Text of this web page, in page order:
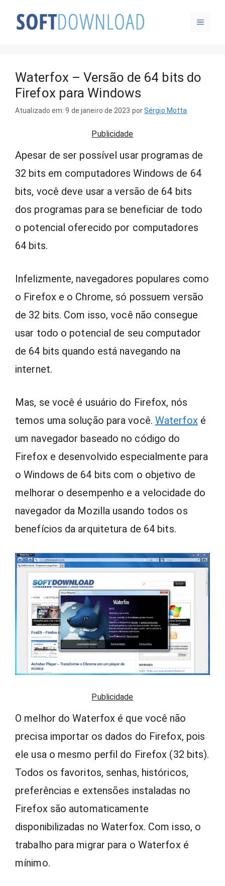
para
MENU
Waterfox – Versão de 64 bits do
Firefox para Windows
Atualizado em: 9 de janeiro de 2023 porSérgio Motta
Publicidade
Apesar de ser possível usar programas de
32 bits em computadores Windows de 64
bits, você deve usar a versão de 64 bits
dos programas para se beneficiar de todo
o potencial oferecido por computadores
64 bits.
Infelizmente, navegadores populares como
o Firefox e o Chrome, só possuem versão
de 32 bits. Com isso, você não consegue
usar todo o potencial de seu computador
de 64 bits quando está navegando na
internet.
Mas, se você é usuário do Firefox, nós
temos uma solução para você. Waterfoxé
um navegador baseado no código do
Firefox e desenvolvido especialmente para
o Windows de 64 bits com o objetivo de
melhorar o desempenho e a velocidade do
navegador da Mozilla usando todos os
benefícios da arquitetura de 64 bits.
Publicidade
O melhor do Waterfox é que você não
precisa importar os dados do Firefox, pois
ele usa o mesmo perfil do Firefox (32 bits).
Todos os favoritos, senhas, históricos,
preferências e extensões instaladas no
Firefox são automaticamente
disponibilizadas no Waterfox. Com isso, o
trabalho para migrar para o Waterfox é
mínimo.